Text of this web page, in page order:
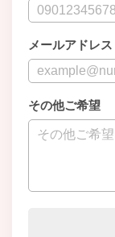
メールアドレス
その他ご希望